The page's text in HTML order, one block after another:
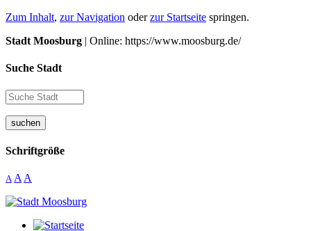
Zum Inhalt, zur Navigation oderzur Startseite springen.
Stadt Moosburg | Online: https://www.moosburg.de/
Suche Stadt
suchen
Schriftgröße
A A A